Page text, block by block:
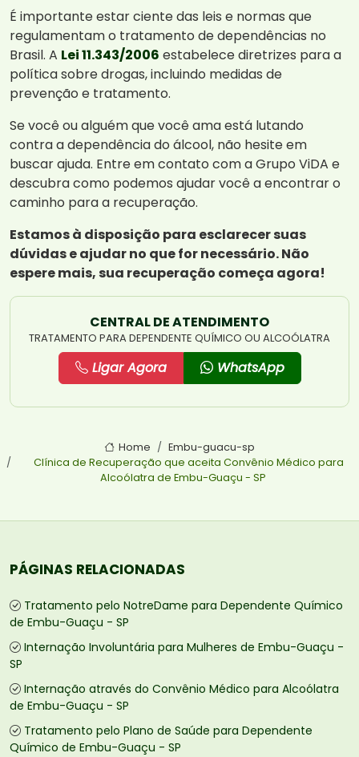
É importante estar ciente das leis e normas que
regulamentam o tratamento de dependências no
Brasil. A Lei 11.343/2006 estabelece diretrizes para a
política sobre drogas, incluindo medidas de
prevenção e tratamento.
Se você ou alguém que você ama está lutando
contra a dependência do álcool, não hesite em
buscar ajuda. Entre em contato com a Grupo ViDA e
descubra como podemos ajudar você a encontrar o
caminho para a recuperação.
Estamos à disposição para esclarecer suas
dúvidas e ajudar no que for necessário. Não
espere mais, sua recuperação começa agora!
CENTRAL DE ATENDIMENTO
TRATAMENTO PARA DEPENDENTE QUÍMICO OU ALCOÓLATRA
Ligar Agora WhatsApp
Home
Embu-guacu-sp
Clínica de Recuperação que aceita Convênio Médico para
Alcoólatra de Embu-Guaçu - SP
PÁGINAS RELACIONADAS
Tratamento pelo NotreDame para Dependente Químico
de Embu-Guaçu - SP
Internação Involuntária para Mulheres de Embu-Guaçu -
SP
Internação através do Convênio Médico para Alcoólatra
de Embu-Guaçu - SP
Tratamento pelo Plano de Saúde para Dependente
Químico de Embu-Guaçu - SP